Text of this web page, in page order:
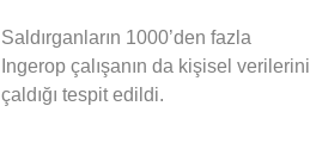
Saldırganların 1000’den fazla
Ingerop çalışanın da kişisel verilerini
çaldığı tespit edildi.